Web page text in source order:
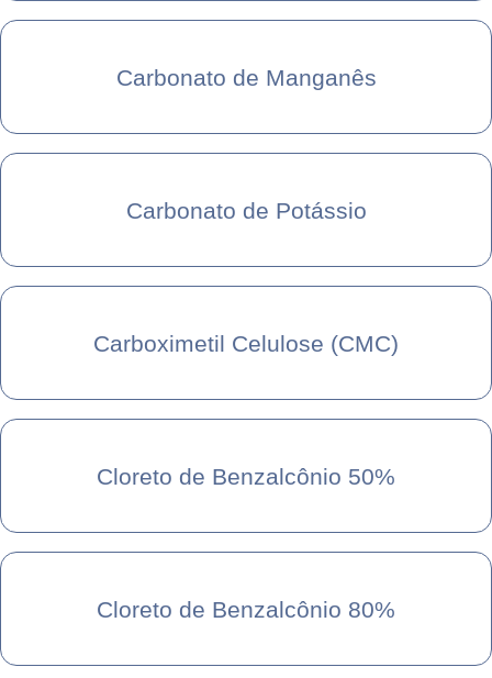
Carbonato de Manganês
Carbonato de Potássio
Carboximetil Celulose (CMC)
Cloreto de Benzalcônio 50%
Cloreto de Benzalcônio 80%